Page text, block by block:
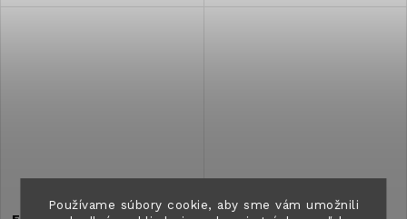
Používame súbory cookie, aby sme vám umožnili
Vertikálny - siahajúci zhora
integrovanou 12 V a TV